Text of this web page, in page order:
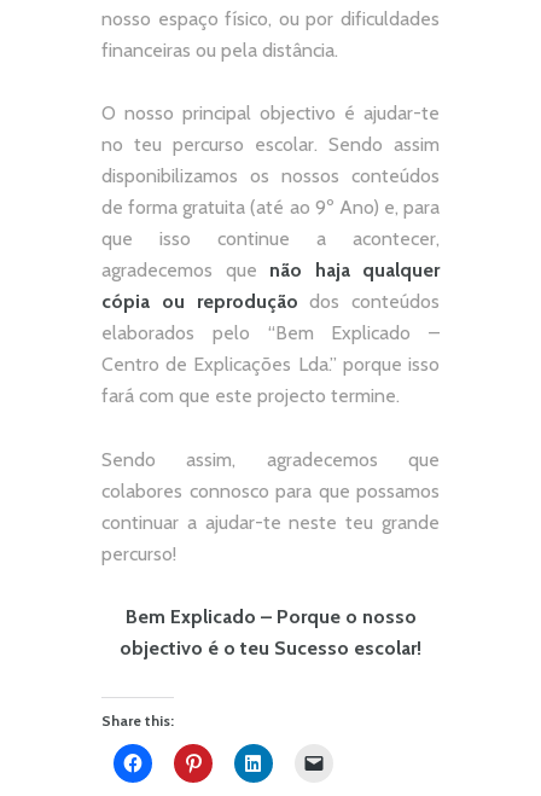
nosso espaço físico, ou por dificuldades
financeiras ou pela distância.
O nosso principal objectivo é ajudar-te
no teu percurso escolar. Sendo assim
disponibilizamos os nossos conteúdos
de forma gratuita (até ao 9º Ano) e, para
que isso continue a acontecer,
agradecemos que não
haja qualquer
cópia ou reprodução dos conteúdos
elaborados pelo “Bem Explicado –
Centro de Explicações Lda.” porque isso
fará com que este projecto termine.
Sendo assim, agradecemos que
colabores connosco para que possamos
continuar a ajudar-te neste teu grande
percurso!
Bem Explicado – Porque o nosso
objectivo é o teu Sucesso escolar!
Share this: